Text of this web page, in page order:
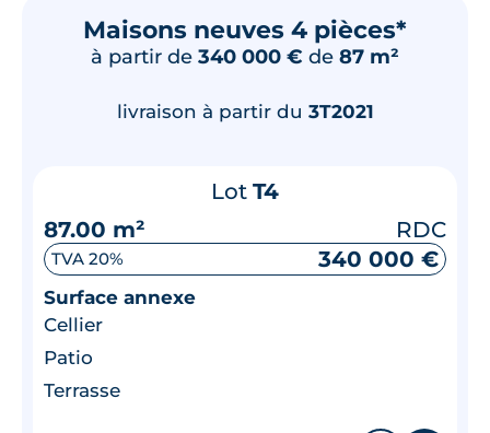
Maisons neuves 4 pièces*
à partir de 340 000 € de 87 m²
livraison à partir du 3T2021
Lot T4
87.00 m²
RDC
TVA 20% 340 000 €
Surface annexe
Cellier
Patio
Terrasse